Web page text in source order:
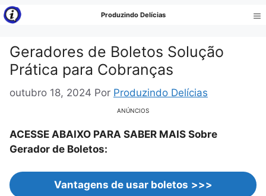
Pular
para
conteúdo
Produzindo Delícias
Geradores de Boletos Solução
Prática para Cobranças
outubro 18, 2024 Por Produzindo Delícias
ANÚNCIOS
ACESSE ABAIXO PARA SABER MAIS Sobre
Gerador de Boletos:
Vantagens de usar boletos >>>